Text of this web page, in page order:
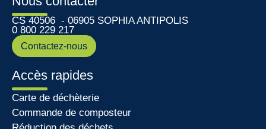
Nous contacter
CS 40506 - 06905 SOPHIA ANTIPOLIS
0 800 229 217
Contactez-nous
Accès rapides
Carte de déchèterie